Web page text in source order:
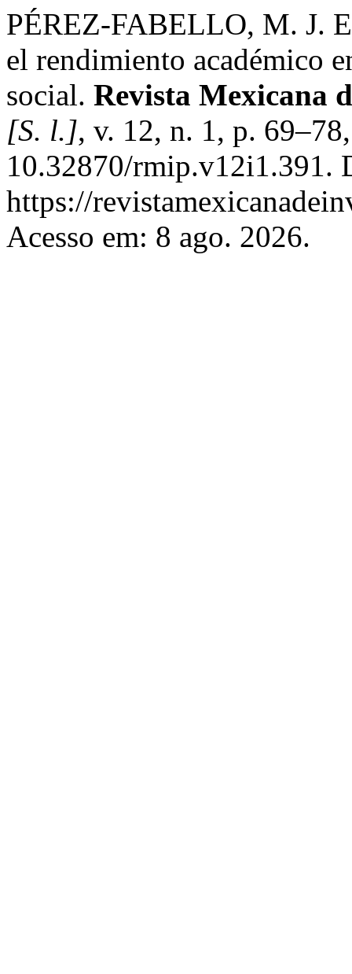
PÉREZ-FABELLO, M. J.
el rendimiento académico
social. Revista Mexicana
[S. l.], v. 12, n. 1, p.
10.32870/rmip.v12i1.391.
https://
Acesso em: 8 ago. 2026.